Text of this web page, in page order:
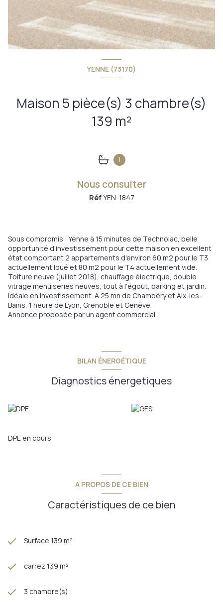
YENNE (73170)
Maison 5 pièce(s) 3 chambre(s)
139 m²
1
Nous consulter
RéfYEN-1847
Sous compromis : Yenne à 15 minutes de Technolac, belle
opportunité d'investissement pour cette maison en excellent
état comportant 2 appartements d'environ 60 m2 pour le T3
actuellement loué et 80 m2 pour le T4 actuellement vide.
Toiture neuve (juillet 2018), chauffage électrique, double
vitrage menuiseries neuves, tout à l'égout, parking et jardin.
idéale en investissement. A 25 mn de Chambéry et Aix-les-
Bains, 1 heure de Lyon, Grenoble et Genève.
Annonce proposée par un agent commercial
BILAN ÉNERGÉTIQUE
Diagnostics énergetiques
DPE en cours
A PROPOS DE CE BIEN
Caractéristiques de ce bien
Surface 139 m²
carrez 139 m²
3 chambre(s)